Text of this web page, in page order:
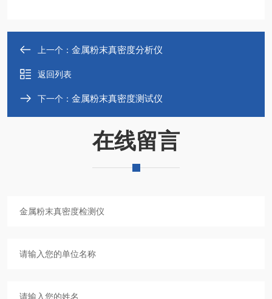
上一个： 金属粉末真密度分析仪
返回列表
下一个： 金属粉末真密度测试仪
在线留言